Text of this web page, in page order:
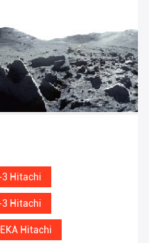
3 Hitachi
3 Hitachi
Hitachi